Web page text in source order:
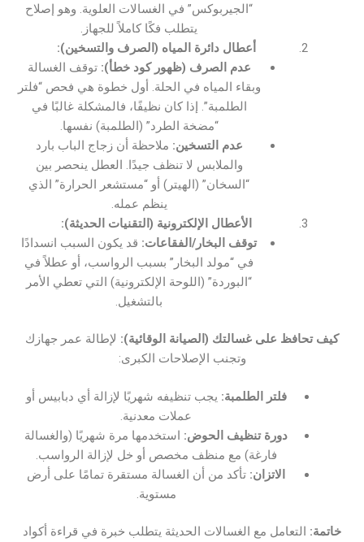
“الجيربوكس” في الغسالات العلوية. وهو إصلاح
يتطلب فكًا كاملاً للجهاز.
أعطال دائرة المياه (الصرف والتسخين):
عدم الصرف (ظهور كود خطأ): توقف الغسالة
وبقاء المياه في الحلة. أول خطوة هي فحص “فلتر
الطلمبة”. إذا كان نظيفًا، فالمشكلة غالبًا في
“مضخة الطرد” (الطلمبة) نفسها.
عدم التسخين: ملاحظة أن زجاج الباب بارد
والملابس لا تنظف جيدًا. العطل ينحصر بين
“السخان” (الهيتر) أو “مستشعر الحرارة” الذي
ينظم عمله.
الأعطال الإلكترونية (التقنيات الحديثة):
توقف البخار/الفقاعات: قد يكون السبب انسدادًا
في “مولد البخار” بسبب الرواسب، أو عطلاً في
“البوردة” (اللوحة الإلكترونية) التي تعطي الأمر
بالتشغيل.
كيف تحافظ على غسالتك (الصيانة الوقائية): لإطالة عمر جهازك
وتجنب الإصلاحات الكبرى:
فلتر الطلمبة: يجب تنظيفه شهريًا لإزالة أي دبابيس أو
عملات معدنية.
دورة تنظيف الحوض: استخدمها مرة شهريًا (والغسالة
فارغة) مع منظف مخصص أو خل لإزالة الرواسب.
الاتزان: تأكد من أن الغسالة مستقرة تمامًا على أرض
مستوية.
خاتمة: التعامل مع الغسالات الحديثة يتطلب خبرة في قراءة أكواد